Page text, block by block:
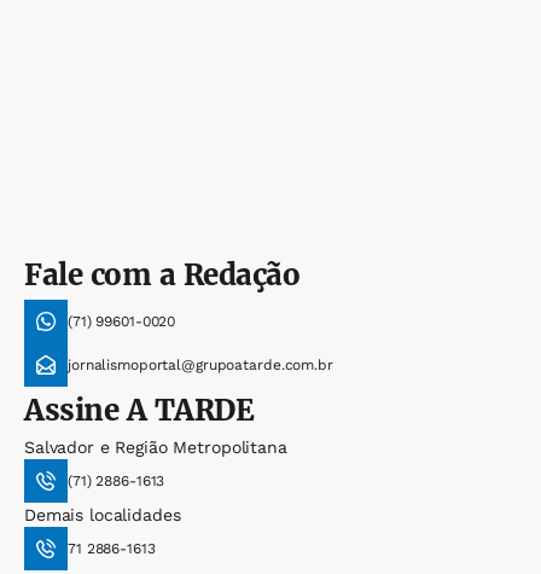
Fale com a Redação
(71) 99601-0020
jornalismoportal@grupoatarde.com.br
AssineA TARDE
Salvador e Região Metropolitana
(71) 2886-1613
Demais localidades
71 2886-1613